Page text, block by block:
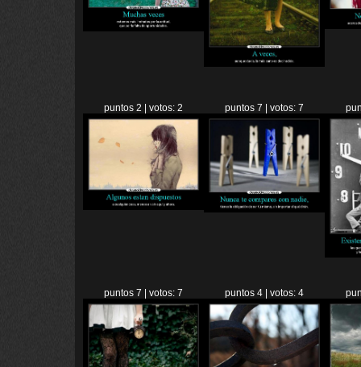
puntos 2 | votos: 2 puntos 7 | votos: 7
puntos 7 | votos: 7 puntos 4 | votos: 4